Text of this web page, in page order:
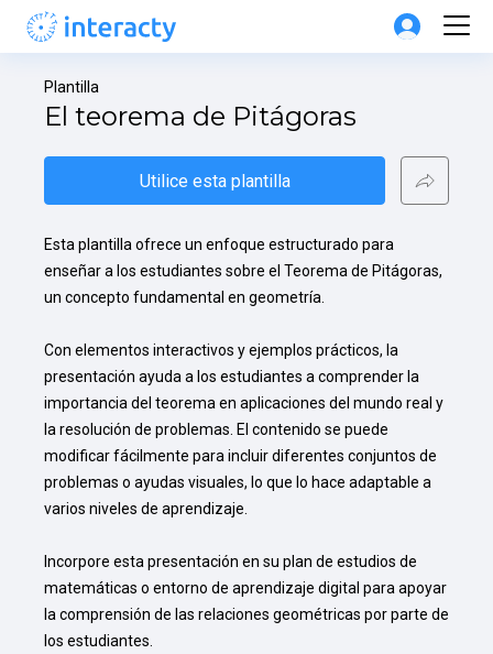
Plantilla
El teorema de Pitágoras
Utilice esta plantilla
Esta plantilla ofrece un enfoque estructurado para
enseñar a los estudiantes sobre el Teorema de Pitágoras,
un concepto fundamental en geometría.
Con elementos interactivos y ejemplos prácticos, la
presentación ayuda a los estudiantes a comprender la
importancia del teorema en aplicaciones del mundo real y
la resolución de problemas. El contenido se puede
modificar fácilmente para incluir diferentes conjuntos de
problemas o ayudas visuales, lo que lo hace adaptable a
varios niveles de aprendizaje.
Incorpore esta presentación en su plan de estudios de
matemáticas o entorno de aprendizaje digital para apoyar
la comprensión de las relaciones geométricas por parte de
los estudiantes.